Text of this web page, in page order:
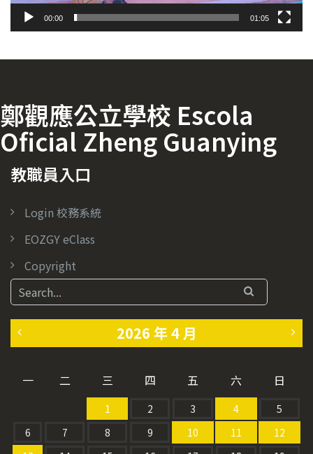
00:00 01:05
鄭觀應公立學校 Escola
Oficial Zheng Guanying
教職員入口
Login 校務系統
EOZGY eClass
Copyright
2026 年 4 月
一 二 三 四 五 六 日
1 2 3 4
5
6
7 8 9 10 11
12